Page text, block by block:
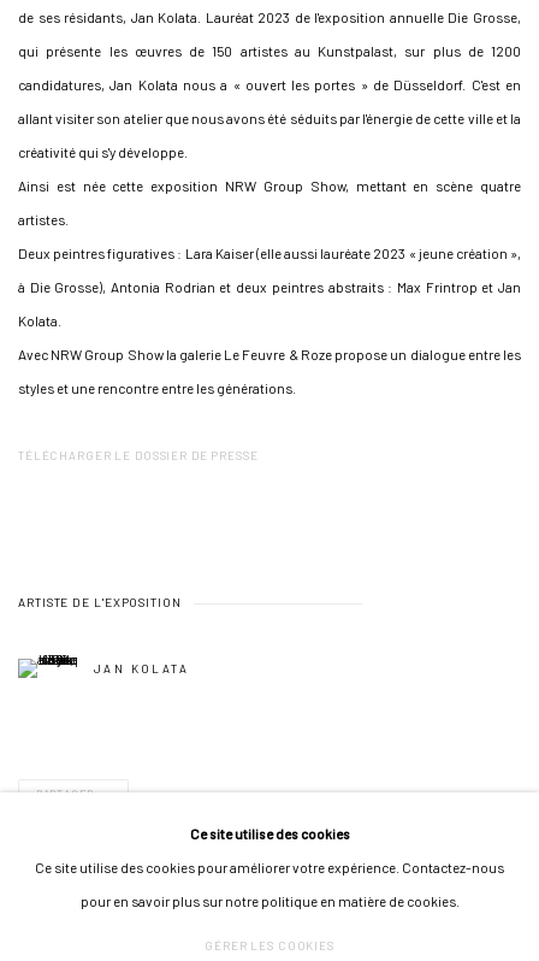
de ses résidants, Jan Kolata. Lauréat 2023 de l'exposition annuelle Die Grosse,
qui présente les œuvres de 150 artistes au Kunstpalast, sur plus de 1200
candidatures, Jan Kolata nous a « ouvert les portes » de Düsseldorf. C'est en
allant visiter son atelier que nous avons été séduits par l'énergie de cette ville et la
créativité qui s'y développe.
Ainsi est née cette exposition NRW Group Show, mettant en scène quatre
artistes.
Deux peintres figuratives : Lara Kaiser (elle aussi lauréate 2023 « jeune création »,
à Die Grosse), Antonia Rodrian et deux peintres abstraits : Max Frintrop et Jan
Kolata.
Avec NRW Group Show la galerie Le Feuvre & Roze propose un dialogue entre les
styles et une rencontre entre les générations.
TÉLÉCHARGER LE DOSSIER DE PRESSE
ARTISTE DE L'EXPOSITION
JAN KOLATA
PARTAGER
Ce site utilise des cookies
Ce site utilise des cookies pour améliorer votre expérience. Contactez-nous
pour en savoir plus sur notre politique en matière de cookies.
GÉRER LES COOKIES